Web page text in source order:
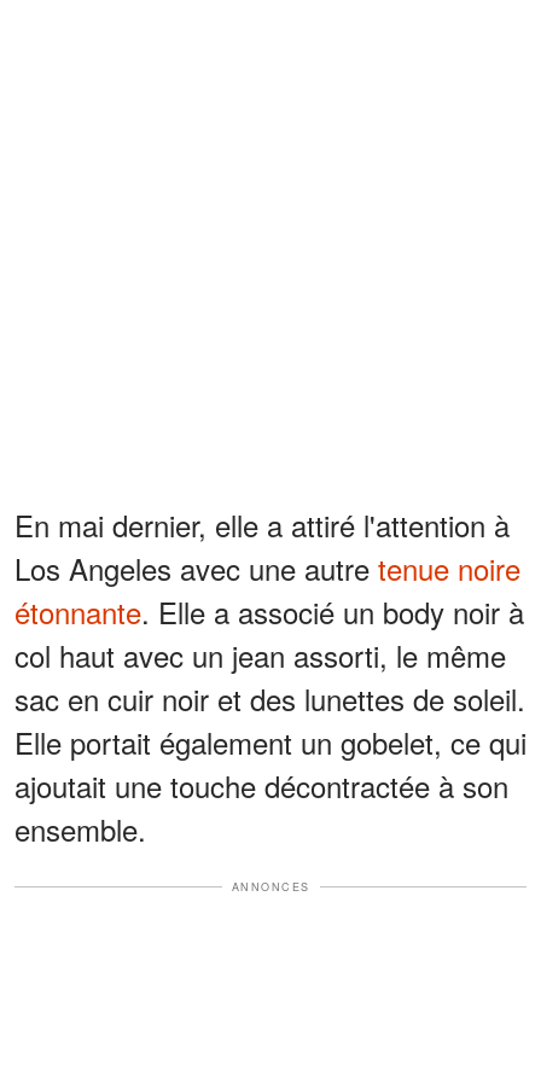
En mai dernier, elle a attiré l'attention à
Los Angeles avec une autre tenue noire
étonnante. Elle a associé un body noir à
col haut avec un jean assorti, le même
sac en cuir noir et des lunettes de soleil.
Elle portait également un gobelet, ce qui
ajoutait une touche décontractée à son
ensemble.
ANNONCES